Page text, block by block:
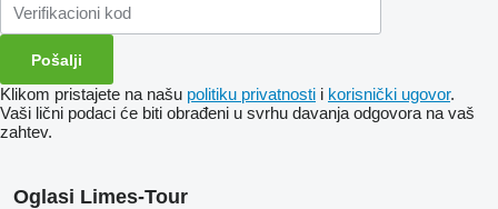
Klikom pristajete na našu politiku privatnosti i korisnički ugovor.
Vaši lični podaci će biti obrađeni u svrhu davanja odgovora na vaš
zahtev.
Oglasi Limes-Tour